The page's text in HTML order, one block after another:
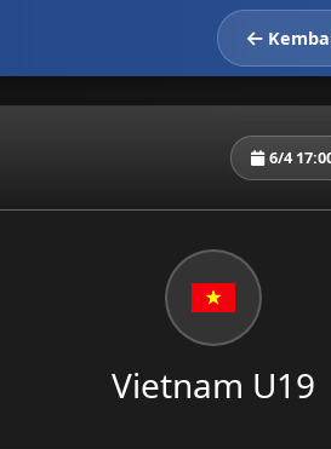
6/4
Vietnam U19